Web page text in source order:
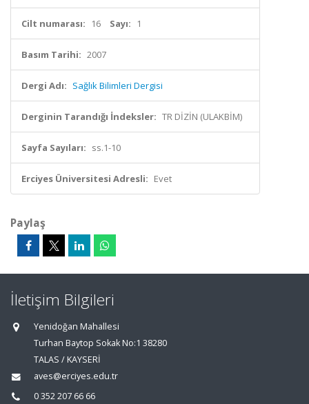
Cilt numarası: 16 Sayı: 1
Basım Tarihi: 2007
Dergi Adı: Sağlık Bilimleri Dergisi
Derginin Tarandığı İndeksler: TR DİZİN (ULAKBİM)
Sayfa Sayıları: ss.1-10
Erciyes Üniversitesi Adresli: Evet
Paylaş
İletişim Bilgileri
Yenidoğan Mahallesi
Turhan Baytop Sokak No:1 38280
TALAS / KAYSERİ
aves@erciyes.edu.tr
0 352 207 66 66